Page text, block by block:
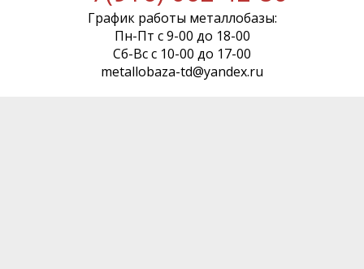
График работы металлобазы:
Пн-Пт с 9-00 до 18-00
Сб-Вс с 10-00 до 17-00
metallobaza-td@yandex.ru